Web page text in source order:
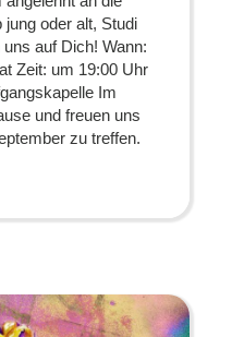
jung oder alt, Studi
auf Dich! Wann:
Zeit: um 19:00 Uhr
Im
und freuen uns
zu treffen.